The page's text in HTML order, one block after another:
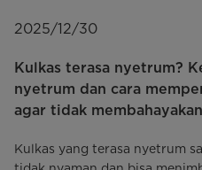
Kulkas terasa nyetrum?
nyetrum dan cara
agar tidak
2025/12/30
Kulkas yang terasa nyetrum